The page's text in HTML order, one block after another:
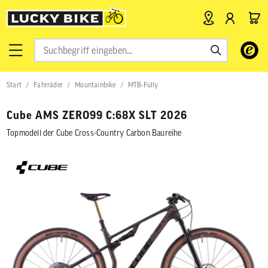
Verwende
Pfeile
nach
zu
gelangen.
Start Fahrräder Mountainbike MTB-Fully
Cube AMS ZERO99 C:68X SLT 2026
Topmodell der Cube Cross-Country Carbon Baureihe